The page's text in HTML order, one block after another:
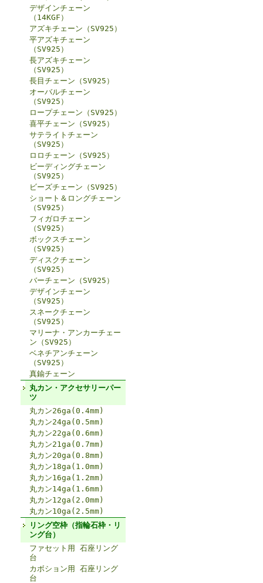
デザインチェーン
（14KGF）
アズキチェーン（SV925）
平アズキチェーン
（SV925）
長アズキチェーン
（SV925）
長目チェーン（SV925）
オーバルチェーン
（SV925）
ロープチェーン（SV925）
喜平チェーン（SV925）
サテライトチェーン
（SV925）
ロロチェーン（SV925）
ビーディングチェーン
（SV925）
ビーズチェーン（SV925）
ショート＆ロングチェーン
（SV925）
フィガロチェーン
（SV925）
ボックスチェーン
（SV925）
ディスクチェーン
（SV925）
バーチェーン（SV925）
デザインチェーン
（SV925）
スネークチェーン
（SV925）
マリーナ・アンカーチェー
ン（SV925）
ベネチアンチェーン
（SV925）
真鍮チェーン
丸カン・アクセサリーパー
ツ
丸カン26ga(0.4mm)
丸カン24ga(0.5mm)
丸カン22ga(0.6mm)
丸カン21ga(0.7mm)
丸カン20ga(0.8mm)
丸カン18ga(1.0mm)
丸カン16ga(1.2mm)
丸カン14ga(1.6mm)
丸カン12ga(2.0mm)
丸カン10ga(2.5mm)
リング空枠（指輪石枠・リ
ング台）
ファセット用 石座リング
台
カボション用 石座リング
台